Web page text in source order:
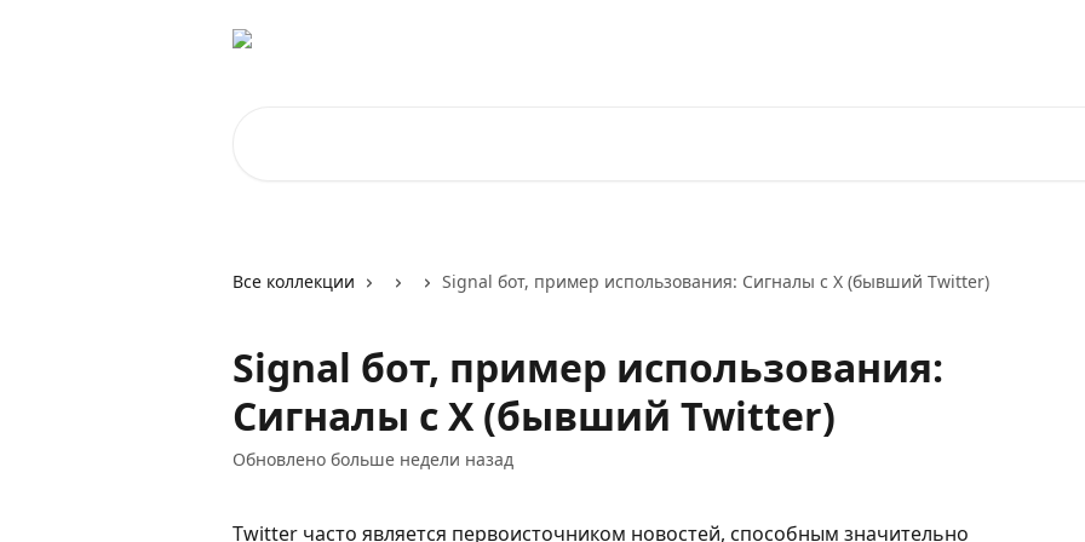
Все коллекции Signal бот, пример использования: Сигналы с X (бывший Twitter)
Signal бот, пример использования:
Сигналы с X (бывший Twitter)
Обновлено больше недели назад
Twitter часто является первоисточником новостей, способным значительно